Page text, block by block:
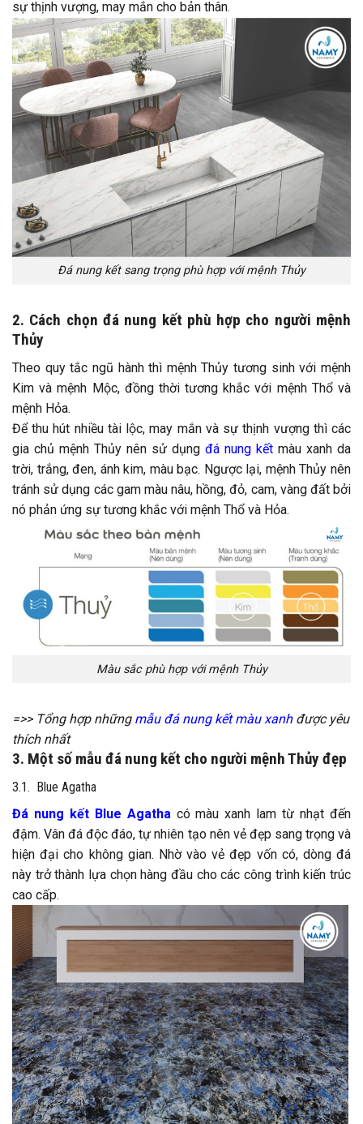
sự thịnh vượng, may mắn cho bản thân.
Đá nung kết sang trọng phù hợp với mệnh Thủy
2. Cách chọn đá nung kết phù hợp cho người mệnh
Thủy
Theo quy tắc ngũ hành thì mệnh Thủy tương sinh với mệnh
Kim và mệnh Mộc, đồng thời tương khắc với mệnh Thổ và
mệnh Hỏa.
Để thu hút nhiều tài lộc, may mắn và sự thịnh vượng thì các
gia chủ mệnh Thủy nên sử dụng đá nung kết màu xanh da
trời, trắng, đen, ánh kim, màu bạc. Ngược lại, mệnh Thủy nên
tránh sử dụng các gam màu nâu, hồng, đỏ, cam, vàng đất bởi
nó phản ứng sự tương khắc với mệnh Thổ và Hỏa.
Màu sắc phù hợp với mệnh Thủy
=>> Tổng hợp những mẫu đá nung kết màu xanhđược yêu
thích nhất
3. Một số mẫu đá nung kết cho người mệnh Thủy đẹp
3.1. Blue Agatha
Đá nung kết Blue Agathacó màu xanh lam từ nhạt đến
đậm. Vân đá độc đáo, tự nhiên tạo nên vẻ đẹp sang trọng và
hiện đại cho không gian. Nhờ vào vẻ đẹp vốn có, dòng đá
này trở thành lựa chọn hàng đầu cho các công trình kiến trúc
cao cấp.